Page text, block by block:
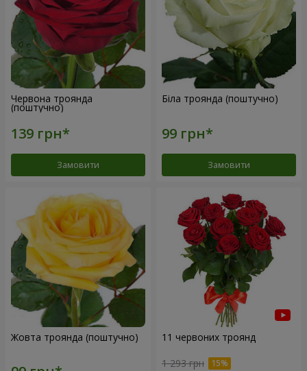
Червона троянда
(поштучно)
Замовити
Біла троянда (поштучно)
Замовити
Жовта троянда (поштучно) 11 червоних троянд
1 293 грн